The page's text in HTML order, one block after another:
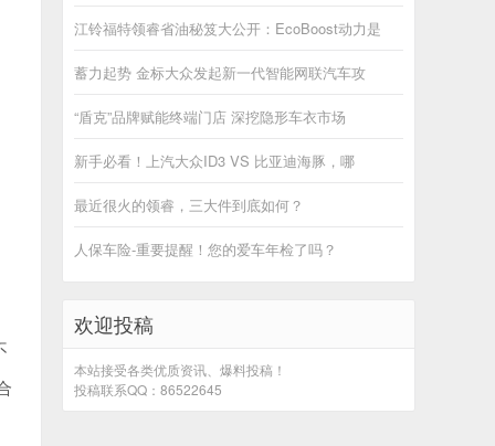
江铃福特领睿省油秘笈大公开：EcoBoost动力是
蓄力起势 金标大众发起新一代智能网联汽车攻
“盾克”品牌赋能终端门店 深挖隐形车衣市场
新手必看！上汽大众ID3 VS 比亚迪海豚，哪
最近很火的领睿，三大件到底如何？
人保车险-重要提醒！您的爱车年检了吗？
欢迎投稿
本站接受各类优质资讯、爆料投稿！
投稿联系QQ：86522645